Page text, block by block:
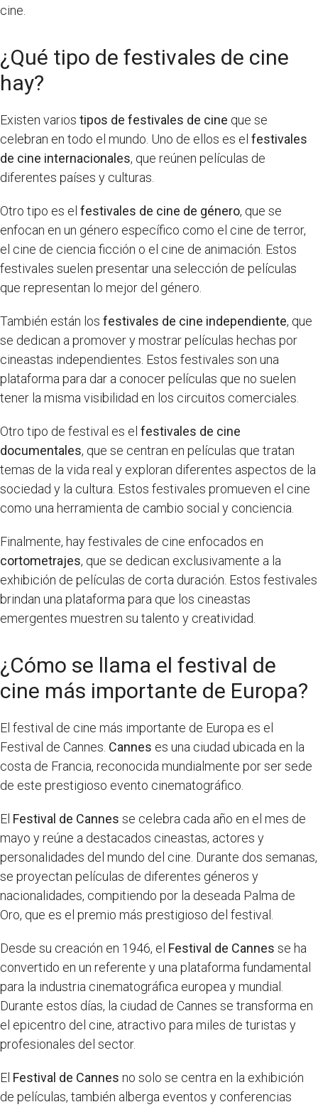
cine.
¿Qué tipo de festivales de cine
hay?
Existen varios tipos de festivales de cine que se
celebran en todo el mundo. Uno de ellos es el festivales
de cine internacionales, que reúnen películas de
diferentes países y culturas.
Otro tipo es el festivales de cine de género, que se
enfocan en un género específico como el cine de terror,
el cine de ciencia ficción o el cine de animación. Estos
festivales suelen presentar una selección de películas
que representan lo mejor del género.
También están los festivales de cine independiente, que
se dedican a promover y mostrar películas hechas por
cineastas independientes. Estos festivales son una
plataforma para dar a conocer películas que no suelen
tener la misma visibilidad en los circuitos comerciales.
Otro tipo de festival es el festivales de cine
documentales, que se centran en películas que tratan
temas de la vida real y exploran diferentes aspectos de la
sociedad y la cultura. Estos festivales promueven el cine
como una herramienta de cambio social y conciencia.
Finalmente, hay festivales de cine enfocados en
cortometrajes, que se dedican exclusivamente a la
exhibición de películas de corta duración. Estos festivales
brindan una plataforma para que los cineastas
emergentes muestren su talento y creatividad.
¿Cómo se llama el festival de
cine más importante de Europa?
El festival de cine más importante de Europa es el
Festival de Cannes. Cannes es una ciudad ubicada en la
costa de Francia, reconocida mundialmente por ser sede
de este prestigioso evento cinematográfico.
El Festival de Cannes se celebra cada año en el mes de
mayo y reúne a destacados cineastas, actores y
personalidades del mundo del cine. Durante dos semanas,
se proyectan películas de diferentes géneros y
nacionalidades, compitiendo por la deseada Palma de
Oro, que es el premio más prestigioso del festival.
Desde su creación en 1946, el Festival de Cannes se ha
convertido en un referente y una plataforma fundamental
para la industria cinematográfica europea y mundial.
Durante estos días, la ciudad de Cannes se transforma en
el epicentro del cine, atractivo para miles de turistas y
profesionales del sector.
El Festival de Cannes no solo se centra en la exhibición
de películas, también alberga eventos y conferencias